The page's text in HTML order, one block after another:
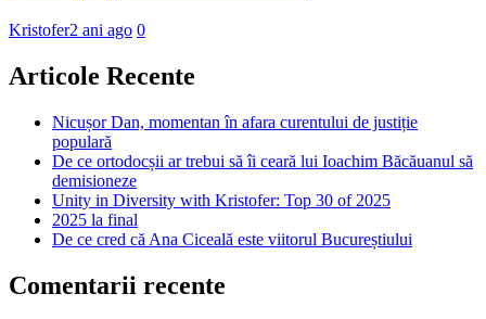
Kristofer2 ani ago 0
Articole Recente
Nicușor Dan, momentan în afara curentului de justiție
populară
De ce ortodocșii ar trebui să îi ceară lui Ioachim Băcăuanul să
demisioneze
Unity in Diversity with Kristofer: Top 30 of 2025
2025 la final
De ce cred că Ana Ciceală este viitorul Bucureștiului
Comentarii recente